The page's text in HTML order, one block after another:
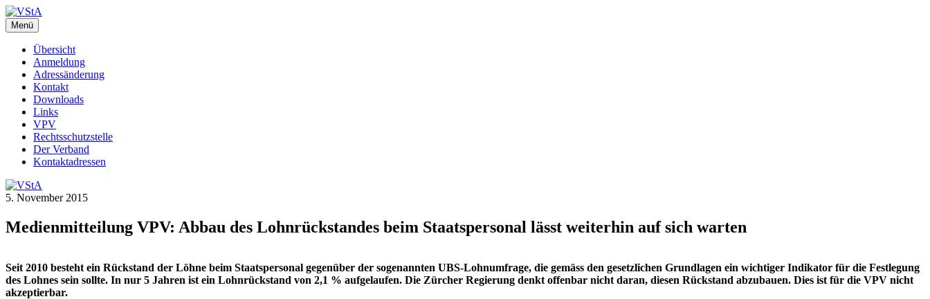
Zum
Inhalt
springen
VStA
WebSite des Verbandes der Staatsangestellten des Kantons Zürich
Menü
Übersicht
Anmeldung
Adressänderung
Kontakt
Downloads
Links
VPV
Rechtsschutzstelle
Der Verband
Kontaktadressen
5. November 2015
Medienmitteilung VPV: Abbau des Lohnrückstandes beim Staatspersonal lässt weiterhin auf sich warten
Seit 2010 besteht ein Rückstand der Löhne beim Staatspersonal gegenüber der sogenannten UBS-Lohnumfrage, die gemäss den gesetzlichen Grundlagen ein wichtiger Indikator für die Festlegung
des Lohnes sein sollte. In nur 5 Jahren ist ein Lohnrückstand von 2,1 % aufgelaufen. Die Zürcher Regierung denkt offenbar nicht daran, diesen Rückstand abzubauen. Dies ist für die VPV nicht
akzeptierbar.
Beitragsnavigation